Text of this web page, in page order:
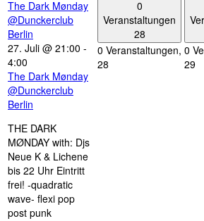
The Dark Mønday
@Dunckerclub
Berlin
27. Juli @ 21:00 -
4:00
The Dark Mønday
@Dunckerclub
Berlin
THE DARK
MØNDAY with: Djs
Neue K & Lichene
bis 22 Uhr Eintritt
frei! -quadratic
wave- flexi pop
post punk
0
Veranstaltungen
28
0 Veranstaltungen,
28
0
29